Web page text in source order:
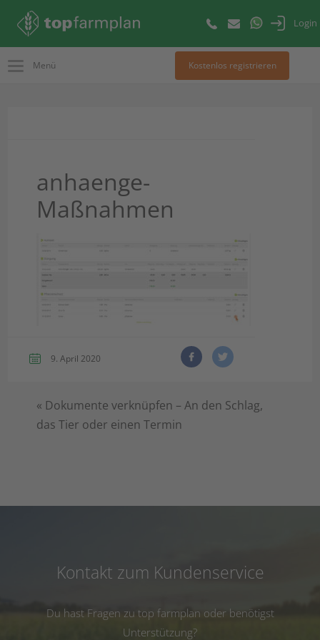
Login
Menü Kostenlos registrieren
anhaenge-
Maßnahmen
9. April 2020
« Dokumente verknüpfen – An den Schlag,
das Tier oder einen Termin
Kontakt zum Kundenservice
Du hast Fragen zu top farmplan oder benötigst
Unterstützung?